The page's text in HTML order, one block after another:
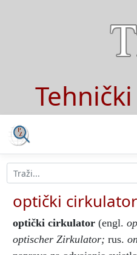
optički cirkulator
optički cirkulator (engl.
optischer Zirkulator; rus.